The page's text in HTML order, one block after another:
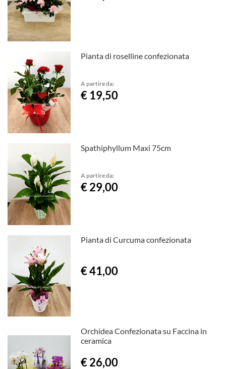
Pianta di roselline confezionata
A partire da:
€ 19,50
Spathiphyllum Maxi 75cm
A partire da:
€ 29,00
Pianta di Curcuma confezionata
€ 41,00
Orchidea Confezionata su Faccina in
ceramica
€ 26,00